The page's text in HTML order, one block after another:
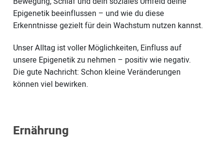
Epigenetik beeinflussen – und wie du diese
Erkenntnisse gezielt für dein Wachstum nutzen kannst.
Unser Alltag ist voller Möglichkeiten, Einfluss auf
unsere Epigenetik zu nehmen – positiv wie negativ.
Die gute Nachricht: Schon kleine Veränderungen
können viel bewirken.
Ernährung